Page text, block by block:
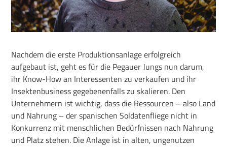
Nachdem die erste Produktionsanlage erfolgreich
aufgebaut ist, geht es für die Pegauer Jungs nun darum,
ihr Know-How an Interessenten zu verkaufen und ihr
Insektenbusiness gegebenenfalls zu skalieren. Den
Unternehmern ist wichtig, dass die Ressourcen – also Land
und Nahrung – der spanischen Soldatenfliege nicht in
Konkurrenz mit menschlichen Bedürfnissen nach Nahrung
und Platz stehen. Die Anlage ist in alten, ungenutzen